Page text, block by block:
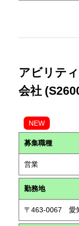
アビリテ
会社
NEW
募集職種
営業
勤務地
〒463-0067 愛